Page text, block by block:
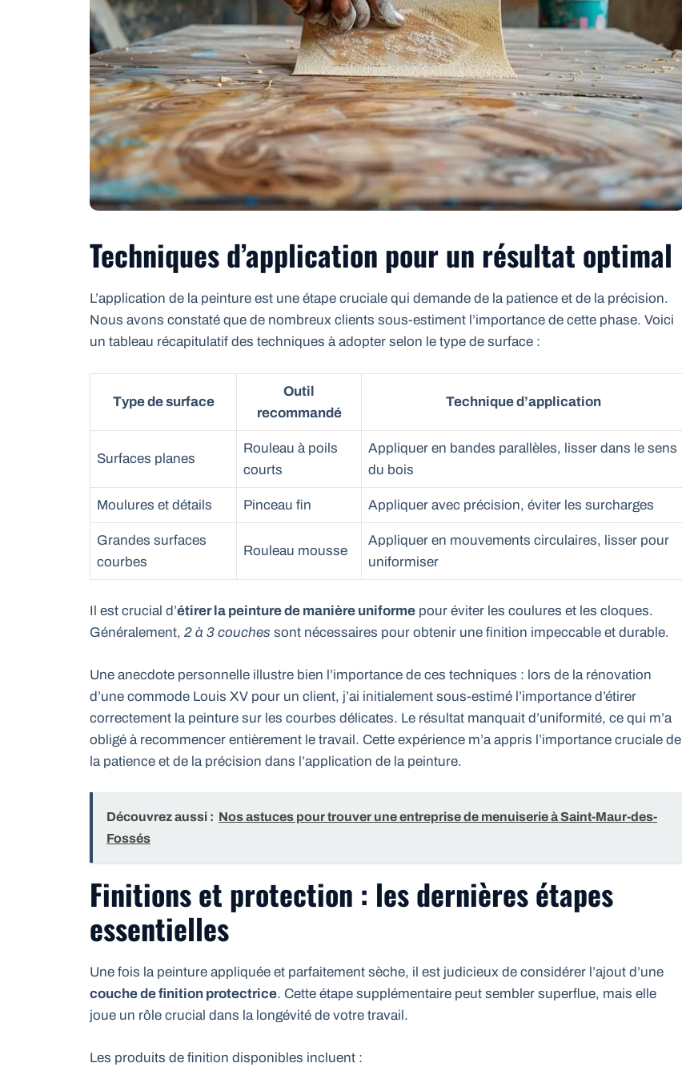
Techniques d’application pour un résultat optimal
L’application de la peinture est une étape cruciale qui demande de la patience et de la précision.
Nous avons constaté que de nombreux clients sous-estiment l’importance de cette phase. Voici
un tableau récapitulatif des techniques à adopter selon le type de surface :
Type de surface
Outil
recommandé
Technique d’application
Surfaces planes
Rouleau à poils
courts
Appliquer en bandes parallèles, lisser dans le sens
du bois
Moulures et détails Pinceau fin Appliquer avec précision, éviter les surcharges
Grandes surfaces
courbes
Rouleau mousse
Appliquer en mouvements circulaires, lisser pour
uniformiser
Il est crucial d’étirer la peinture de manière uniforme pour éviter les coulures et les cloques.
Généralement, 2 à 3 couches sont nécessaires pour obtenir une finition impeccable et durable.
Une anecdote personnelle illustre bien l’importance de ces techniques : lors de la rénovation
d’une commode Louis XV pour un client, j’ai initialement sous-estimé l’importance d’étirer
correctement la peinture sur les courbes délicates. Le résultat manquait d’uniformité, ce qui m’a
obligé à recommencer entièrement le travail. Cette expérience m’a appris l’importance cruciale de
la patience et de la précision dans l’application de la peinture.
Découvrez aussi : Nos astuces pour trouver une entreprise de menuiserie à Saint-Maur-des-
Fossés
Finitions et protection : les dernières étapes
essentielles
Une fois la peinture appliquée et parfaitement sèche, il est judicieux de considérer l’ajout d’une
couche de finition protectrice. Cette étape supplémentaire peut sembler superflue, mais elle
joue un rôle crucial dans la longévité de votre travail.
Les produits de finition disponibles incluent :